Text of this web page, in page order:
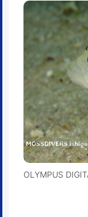
OLYMPUS